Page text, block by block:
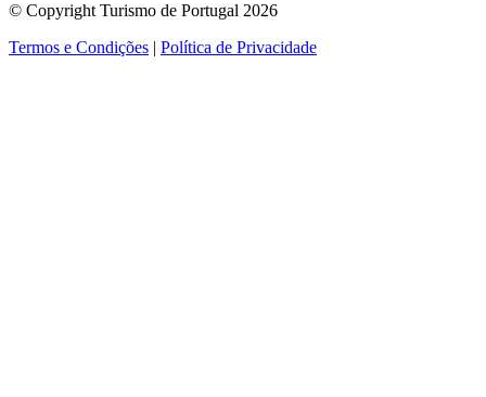
© Copyright Turismo de Portugal 2026
Termos e Condições | Política de Privacidade